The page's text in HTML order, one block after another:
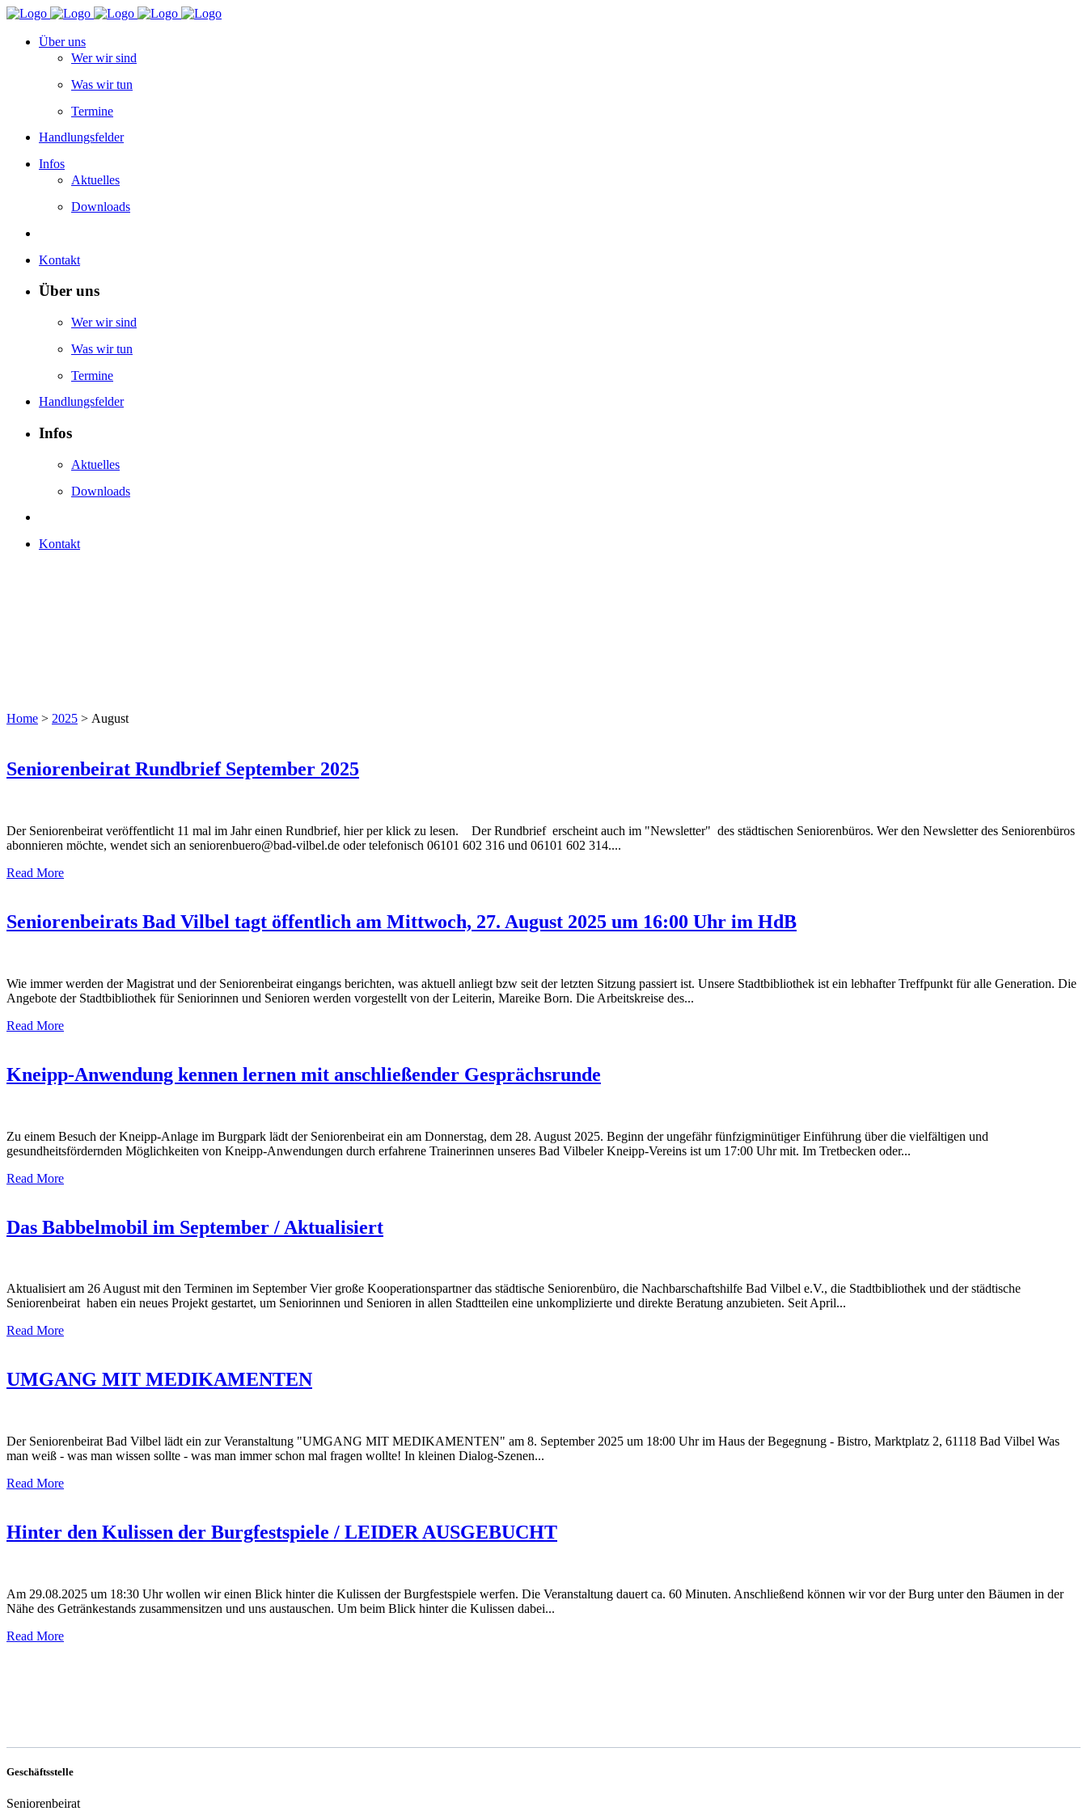
Über uns
Wer wir sind
Was wir tun
Termine
Handlungsfelder
Infos
Aktuelles
Downloads
Kontakt
Über uns
Wer wir sind
Was wir tun
Termine
Handlungsfelder
Infos
Aktuelles
Downloads
Kontakt
Home > 2025 > August
Seniorenbeirat Rundbrief September 2025
Der Seniorenbeirat veröffentlicht 11 mal im Jahr einen Rundbrief, hier per klick zu lesen. Der Rundbrief erscheint auch im "Newsletter" des städtischen Seniorenbüros. Wer den Newsletter des Seniorenbüros
abonnieren möchte, wendet sich an seniorenbuero@bad-vilbel.de oder telefonisch 06101 602 316 und 06101 602 314....
Read More
Seniorenbeirats Bad Vilbel tagt öffentlich am Mittwoch, 27. August 2025 um 16:00 Uhr im HdB
Wie immer werden der Magistrat und der Seniorenbeirat eingangs berichten, was aktuell anliegt bzw seit der letzten Sitzung passiert ist. Unsere Stadtbibliothek ist ein lebhafter Treffpunkt für alle Generation. Die
Angebote der Stadtbibliothek für Seniorinnen und Senioren werden vorgestellt von der Leiterin, Mareike Born. Die Arbeitskreise des...
Read More
Kneipp-Anwendung kennen lernen mit anschließender Gesprächsrunde
Zu einem Besuch der Kneipp-Anlage im Burgpark lädt der Seniorenbeirat ein am Donnerstag, dem 28. August 2025. Beginn der ungefähr fünfzigminütiger Einführung über die vielfältigen und
gesundheitsfördernden Möglichkeiten von Kneipp-Anwendungen durch erfahrene Trainerinnen unseres Bad Vilbeler Kneipp-Vereins ist um 17:00 Uhr mit. Im Tretbecken oder...
Read More
Das Babbelmobil im September / Aktualisiert
Aktualisiert am 26 August mit den Terminen im September Vier große Kooperationspartner das städtische Seniorenbüro, die Nachbarschaftshilfe Bad Vilbel e.V., die Stadtbibliothek und der städtische
Seniorenbeirat haben ein neues Projekt gestartet, um Seniorinnen und Senioren in allen Stadtteilen eine unkomplizierte und direkte Beratung anzubieten. Seit April...
Read More
UMGANG MIT MEDIKAMENTEN
Der Seniorenbeirat Bad Vilbel lädt ein zur Veranstaltung "UMGANG MIT MEDIKAMENTEN" am 8. September 2025 um 18:00 Uhr im Haus der Begegnung - Bistro, Marktplatz 2, 61118 Bad Vilbel Was
man weiß - was man wissen sollte - was man immer schon mal fragen wollte! In kleinen Dialog-Szenen...
Read More
Hinter den Kulissen der Burgfestspiele / LEIDER AUSGEBUCHT
Am 29.08.2025 um 18:30 Uhr wollen wir einen Blick hinter die Kulissen der Burgfestspiele werfen. Die Veranstaltung dauert ca. 60 Minuten. Anschließend können wir vor der Burg unter den Bäumen in der
Nähe des Getränkestands zusammensitzen und uns austauschen. Um beim Blick hinter die Kulissen dabei...
Read More
Geschäftsstelle
Seniorenbeirat